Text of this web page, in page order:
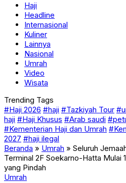
Haji
Headline
Internasional
Kuliner
Lainnya
Nasional
Umrah
Video
Wisata
Trending Tags
#Haji 2026 #haji #Tazkiyah Tour
haji #Haji Khusus #Arab saudi
#Kementerian Haji dan Umrah
2027 #haji ilegal
Beranda » Umrah » Seluruh
Terminal 2F Soekarno-Hatta Mulai
yang Pindah
Umrah